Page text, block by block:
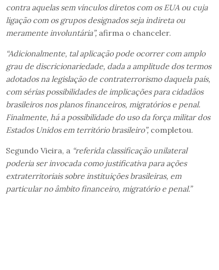
contra aquelas sem vínculos diretos com os EUA ou cuja
ligação com os grupos designados seja indireta ou
meramente involuntária”, afirma o chanceler.
“Adicionalmente, tal aplicação pode ocorrer com amplo
grau de discricionariedade, dada a amplitude dos termos
adotados na legislação de contraterrorismo daquela país,
com sérias possibilidades de implicações para cidadãos
brasileiros nos planos financeiros, migratórios e penal.
Finalmente, há a possibilidade do uso da força militar dos
Estados Unidos em território brasileiro”, completou.
Segundo Vieira, a “referida classificação unilateral
poderia ser invocada como justificativa para ações
extraterritoriais sobre instituições brasileiras, em
particular no âmbito financeiro, migratório e penal.”